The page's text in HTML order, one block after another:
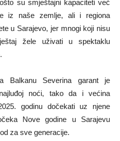
su smještajni kapaciteti već
iz naše zemlje, ali i regiona
u Sarajevo, jer mnogi koji nisu
žele uživati u spektaklu
Balkanu Severina garant je
noći, tako da i većina
godinu dočekati uz njene
Nove godine u Sarajevu
za sve generacije.